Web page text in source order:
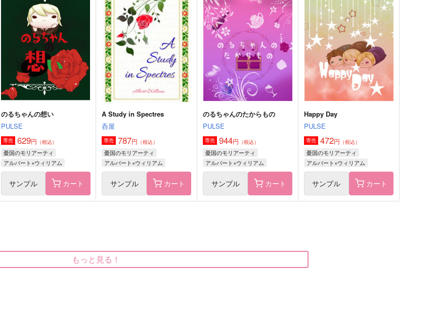
主は言われた
scientific mushroom
1,200円（税込）
モラン×ウィリアム
サンプル 作品詳細
雨×傷跡
雑草畑
787円（税込）
モラン×ウィリアム
サンプル 作品詳細
コモンピープル【合本版】
せのや
2,515円（税込）
モラン×アルバート
サンプル 作品詳細
コモンピープル 後編
せのや
1,572円（税込）
モラン×アルバート
サンプル 作品詳細
綿飴
1,965円（税込）
ししゃも飯屋
629円（税込）
ぺんぎんのくに
787円（税込）
藍屋
660
のるちゃんの想い
PULSE
専売 629円 （税込）
憂国のモリアーティ
アルバート×ウィリアム
サンプル カート
A Study in Spectres
呑屋
専売 787円 （税込）
憂国のモリアーティ
アルバート×ウィリアム
サンプル カート
のるちゃんのたからもの
PULSE
専売 944円 （税込）
憂国のモリアーティ
アルバート×ウィリアム
サンプル カート
Happy Day
PULSE
専売 472円 （税込）
憂国のモリアーティ
アルバート×ウィリアム
サンプル カート
もっと見る！